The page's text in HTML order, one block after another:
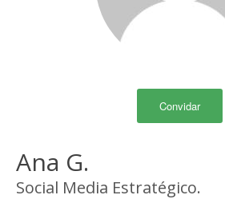
Convidar
Ana G.
Social Media Estratégico.